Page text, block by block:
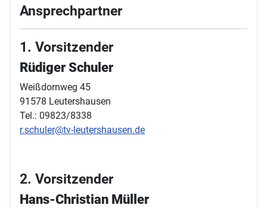
Ansprechpartner
1. Vorsitzender
Rüdiger Schuler
Weißdornweg 45
91578 Leutershausen
Tel.: 09823/8338
r.schuler@tv-leutershausen.de
2. Vorsitzender
Hans-Christian Müller